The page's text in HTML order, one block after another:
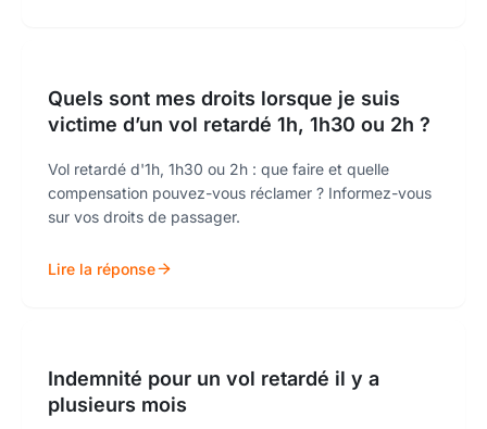
Quels sont mes droits lorsque je suis
victime d’un vol retardé 1h, 1h30 ou 2h ?
Vol retardé d'1h, 1h30 ou 2h : que faire et quelle
compensation pouvez-vous réclamer ? Informez-vous
sur vos droits de passager.
Lire la réponse
Indemnité pour un vol retardé il y a
plusieurs mois